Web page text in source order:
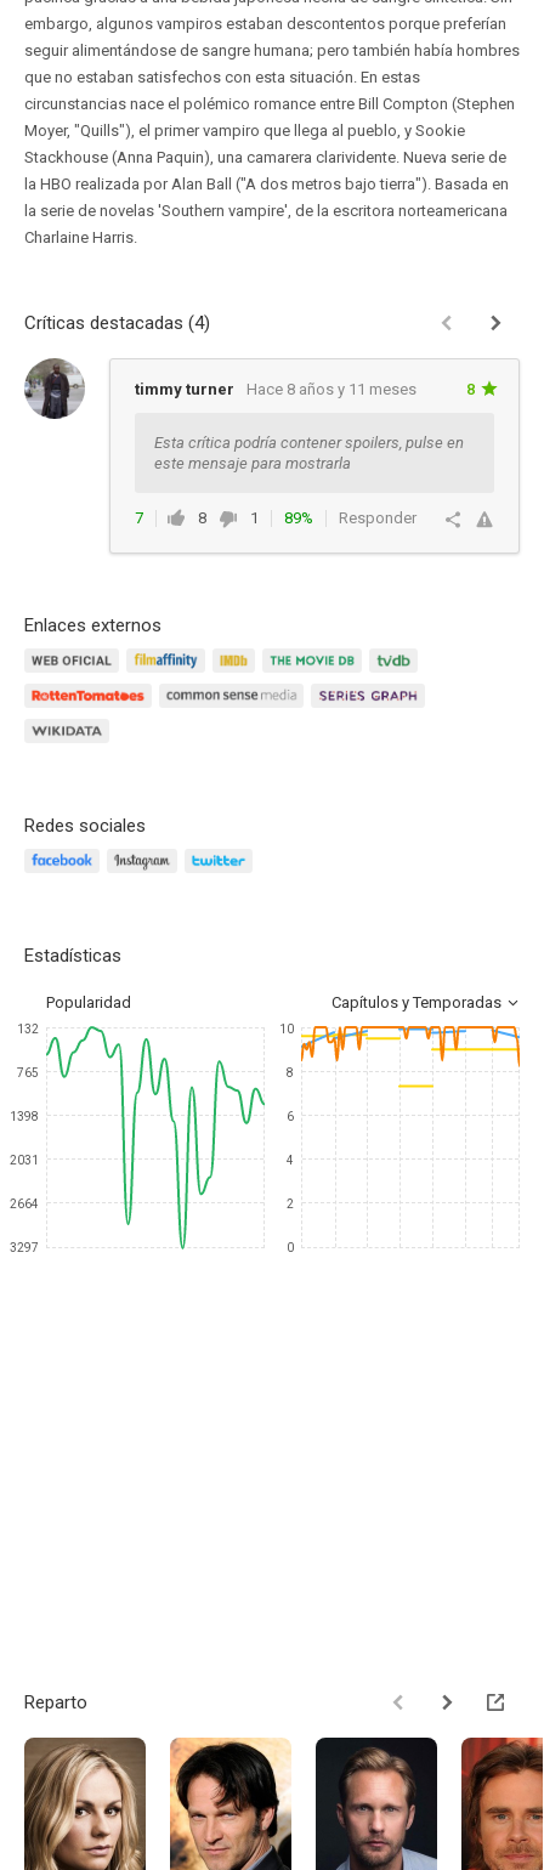
embargo, algunos vampiros estaban descontentos porque preferían
seguir alimentándose de sangre humana; pero también había hombres
que no estaban satisfechos con esta situación. En estas
circunstancias nace el polémico romance entre Bill Compton (Stephen
Moyer, "Quills"), el primer vampiro que llega al pueblo, y Sookie
Stackhouse (Anna Paquin), una camarera clarividente. Nueva serie de
la HBO realizada por Alan Ball ("A dos metros bajo tierra"). Basada en
la serie de novelas 'Southern vampire', de la escritora norteamericana
Charlaine Harris.
Críticas destacadas (4)
timmy turner Hace 8 años y 11 meses 8
Esta crítica podría contener spoilers, pulse en
este mensaje para mostrarla
7 8 1 89% Responder
Enlaces externos
Redes sociales
Estadísticas
Popularidad Capítulos y Temporadas
132
765
1398
2031
2664
3297
10
8
6
4
2
0
Reparto